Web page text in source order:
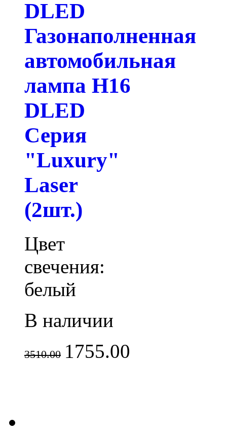
DLED
Газонаполненная
автомобильная
лампа H16
DLED
Серия
"Luxury"
Laser
(2шт.)
Цвет
свечения:
белый
В наличии
3510.00 1755.00